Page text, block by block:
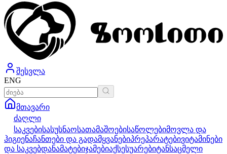
შესვლა
ENG
მთავარი
ძაღლი
საკვებისასუსნაოსათამაშოებისაწოლებიმოვლა და
ჰიგიენაჩანთები და გადამყვანებიპრეპარატებივიტამინები
და საკვებდანამატებიჯამებიაქსესუარებიტანსაცმელი